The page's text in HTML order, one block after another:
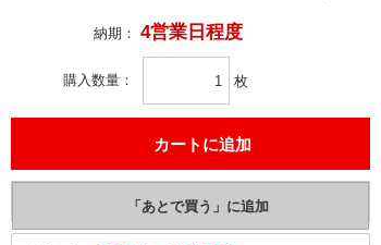
納期： 4営業日程度
購入数量 枚